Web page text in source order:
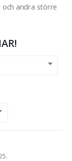
andra större